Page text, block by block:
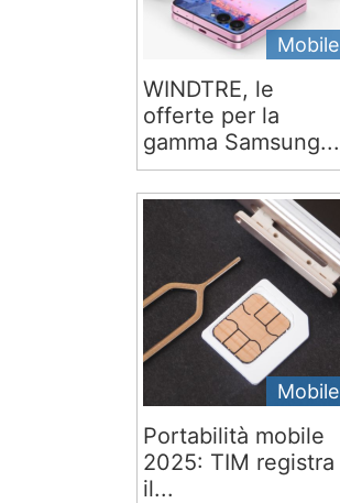
Mobile
WINDTRE, le
offerte per la
gamma Samsung...
Mobile
Portabilità mobile
2025: TIM registra
il...